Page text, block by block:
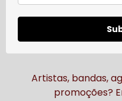
Artistas, bandas,
promoções?